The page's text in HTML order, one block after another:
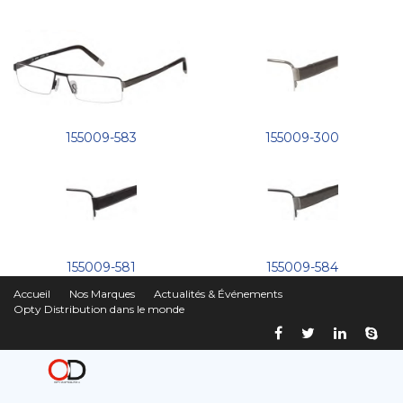
155009-583 155009-300
155009-581 155009-584
Accueil Nos Marques
Actualités & Événements
Opty Distribution dans le monde